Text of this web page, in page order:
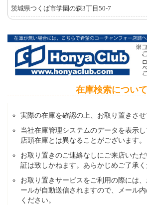
茨城県つくば市学園の森3丁目50-7
在庫検索について
実際の在庫を確認の上、お取り置きさせ
当社在庫管理システムのデータを表示
店頭在庫とは異なることがございます。
お取り置きのご連絡なしにご来店いた
証は致しかねます。あらかじめご了承く
お取り置きサービスをご利用の際には
ールが自動送信されますので、メール
ください。